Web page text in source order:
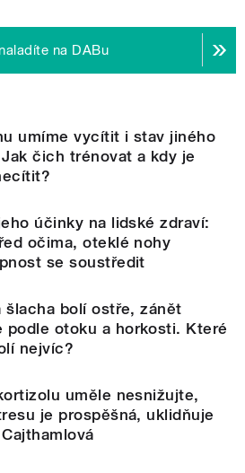
na DABu
umíme vycítit i stav jiného
čich trénovat a kdy je
účinky na lidské zdraví:
očima, oteklé nohy
se soustředit
šlacha bolí ostře, zánět
podle otoku a horkosti. Které
nejvíc?
uměle nesnižujte,
je prospěšná, uklidňuje